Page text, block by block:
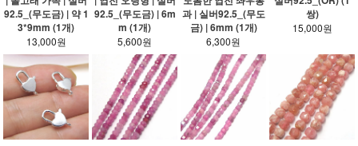
92.5_(무도금) | 약 1
3*9mm (1개)
13,000원
92.5_(무도금) | 6m
m (1개)
5,600원
과 | 실버92.5_(무도
금) | 6mm (1개)
6,300원
쌍)
15,000원